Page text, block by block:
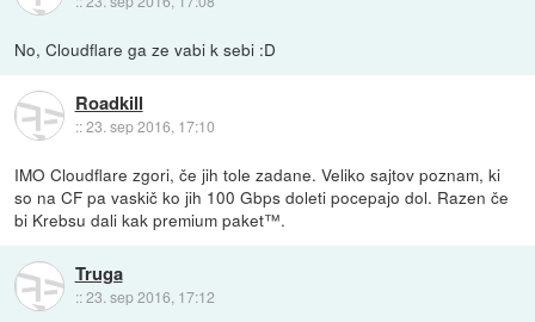
No, Cloudflare ga ze vabi k sebi :D
Roadkill
::23. sep 2016, 17:10
IMO Cloudflare zgori, če jih tole zadane. Veliko sajtov poznam, ki
so na CF pa vaskič ko jih 100 Gbps doleti pocepajo dol. Razen če
bi Krebsu dali kak premium paket™.
Truga
::23. sep 2016, 17:12